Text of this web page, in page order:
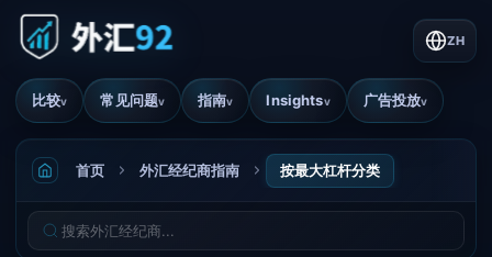
比较v 常见问题v 指南v Insightsv 广告投放v
ZH
首页 外汇经纪商指南 按最大杠杆分类